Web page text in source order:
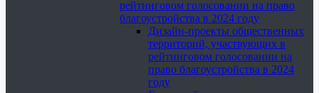
рейтинговом голосовании на право
благоустройства в 2024 году
Дизайн-проекты общественных
территорий, участвующих в
рейтинговом голосовании на
право благоустройства в 2024
году